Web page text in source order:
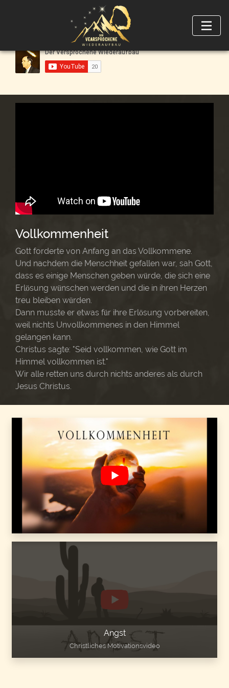
Vollkommenheit
Gott forderte von Anfang an das Vollkommene.
Und nachdem die Menschheit gefallen war, sah Gott,
dass es einige Menschen geben würde, die sich eine
Erlösung wünschen werden und die in ihren Herzen
treu bleiben würden.
Dann musste er etwas für ihre Erlösung vorbereiten,
weil nichts Unvollkommenes in den Himmel
gelangen kann.
Christus sagte: "Seid vollkommen, wie Gott im
Himmel vollkommen ist."
Wir alle retten uns durch nichts anderes als durch
Jesus Christus.
Christliches Motivationsvideo
Angst
Christliches Motivationsvideo